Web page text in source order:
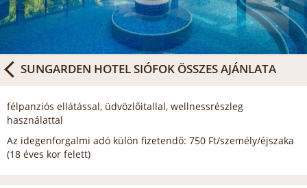
SUNGARDEN HOTEL SIÓFOK ÖSSZES AJÁNLATA
félpanziós ellátással, üdvözlőitallal, wellnessrészleg
használattal
Az idegenforgalmi adó külön fizetendő: 750 Ft/személy/éjszaka
(18 éves kor felett)